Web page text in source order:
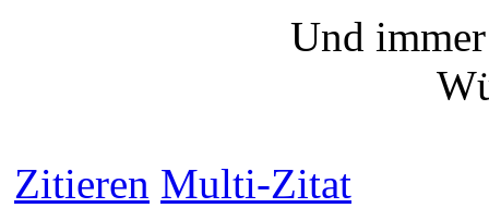
Und
Zitieren Multi-Zitat